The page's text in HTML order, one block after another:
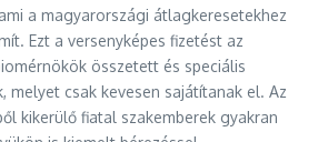
a magyarországi átlagkeresetekhez
Ezt a versenyképes fizetést az
összetett és speciális
melyet csak kevesen sajátítanak el. Az
kikerülő fiatal szakemberek gyakran